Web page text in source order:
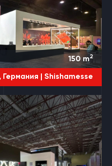
150 m2
| Shishamesse